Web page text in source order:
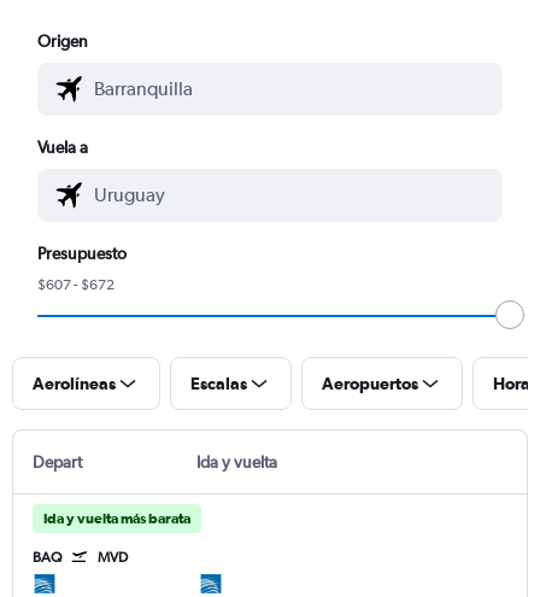
Origen
Vuela a
Presupuesto
$607 - $672
Aerolíneas Escalas Aeropuertos
Depart Ida y vuelta
Ida y vuelta más barata
BAQ MVD